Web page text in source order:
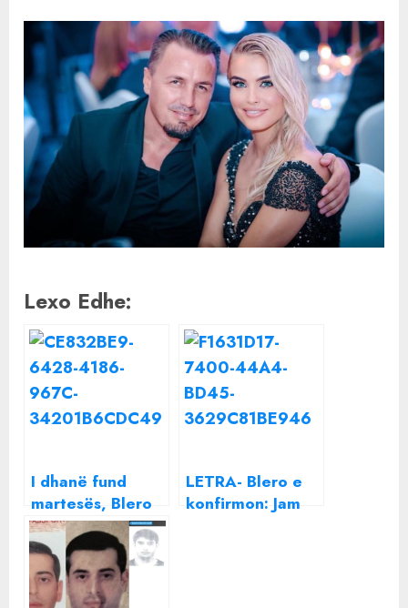
Lexo Edhe:
I dhanë fund
martesës, Blero
sapo na tregoi që
është i lumtur pa
Afronën
LETRA- Blero e
konfirmon: Jam